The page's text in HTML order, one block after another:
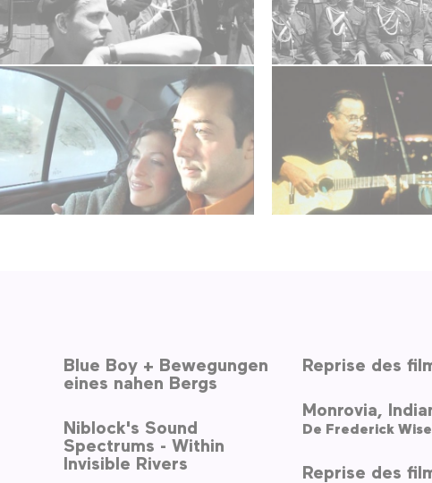
Blue Boy + Bewegungen
eines nahen Bergs
Niblock's Sound
Spectrums - Within
Invisible Rivers
Reprise des
Monrovia,
De Frederick
Reprise des